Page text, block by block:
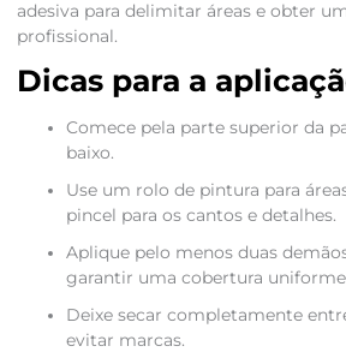
adesiva para delimitar áreas e obter
profissional.
Dicas para a
Comece pela parte superior da
baixo.
Use um rolo de pintura para
pincel para os cantos e detalhes.
Aplique pelo menos duas
garantir uma cobertura
Deixe secar completamente
evitar marcas.